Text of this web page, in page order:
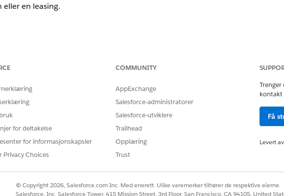
en leasing.
NØDVENDIGE BRUKERTILLATELSER
Tillatelsessettet Salesforce Pricing Manager
fra appstarteren, og velg deretter
av produktpriser.
en prosentverdi.
for søknaden, kan vedkommende vise den tilgjengelige rentesatsen for et lån
produkt som Billån eller Billeasing.
for deltakelse
for informasjonskapsler
Privacy Choices
COMMUNITY
AppExchange
Salesforce-administratorer
Salesforce-utviklere
Trailhead
Opplæring
Trust
Trenger
kontakt
Få
Levert av
© Copyright 2026, Salesforce.com Inc. Med enerett. Ulike varemerker tilhører de respektive eierne.
Salesforce, Inc. Salesforce Tower, 415 Mission Street, 3rd Floor, San Francisco, CA 94105, United